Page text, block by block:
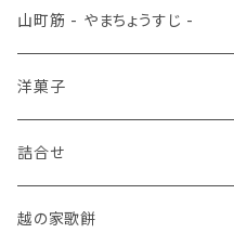
山町筋 - やまちょうすじ -
洋菓子
詰合せ
越の家歌餅